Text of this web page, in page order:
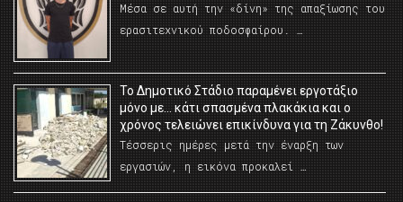
Μέσα σε αυτή την «δίνη» της απαξίωσης του
ερασιτεχνικού ποδοσφαίρου. …
Το Δημοτικό Στάδιο παραμένει εργοτάξιο
μόνο με… κάτι σπασμένα πλακάκια και ο
χρόνος τελειώνει επικίνδυνα για τη Ζάκυνθο!
Τέσσερις ημέρες μετά την έναρξη των
εργασιών, η εικόνα προκαλεί …